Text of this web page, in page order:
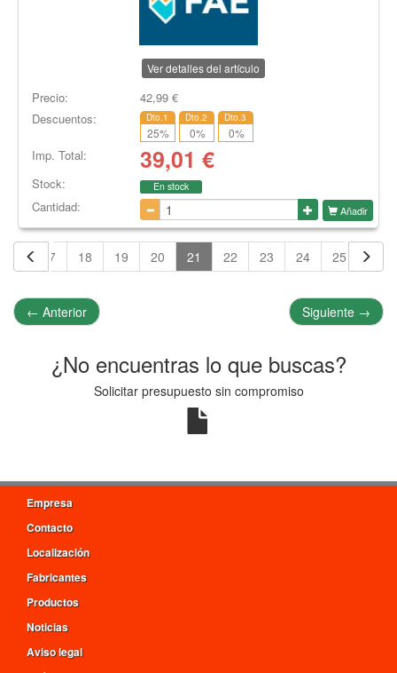
Ver detalles del artículo
Precio: 42,99€
Descuentos:
Dto.1
25%
Dto.2
0%
Dto.3
0%
Imp. Total: 39,01 €
Stock: En stock
Cantidad: Añadir
17 18 19 20 21 22 23 24 25 26
← Anterior Siguiente →
¿No encuentras lo que buscas?
Solicitar presupuesto sin compromiso
Empresa
Contacto
Localización
Fabricantes
Productos
Noticias
Aviso legal